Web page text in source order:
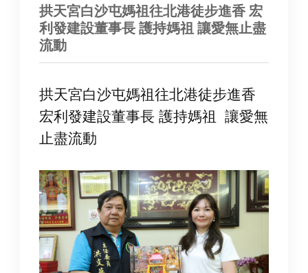
拱天宮白沙屯媽祖往北港徒步進香 宏
利發建設董事長 護持媽祖 讓愛無止盡
流動
拱天宮白沙屯媽祖往北港徒步進香
宏利發建設董事長 護持媽祖 讓愛無
止盡流動